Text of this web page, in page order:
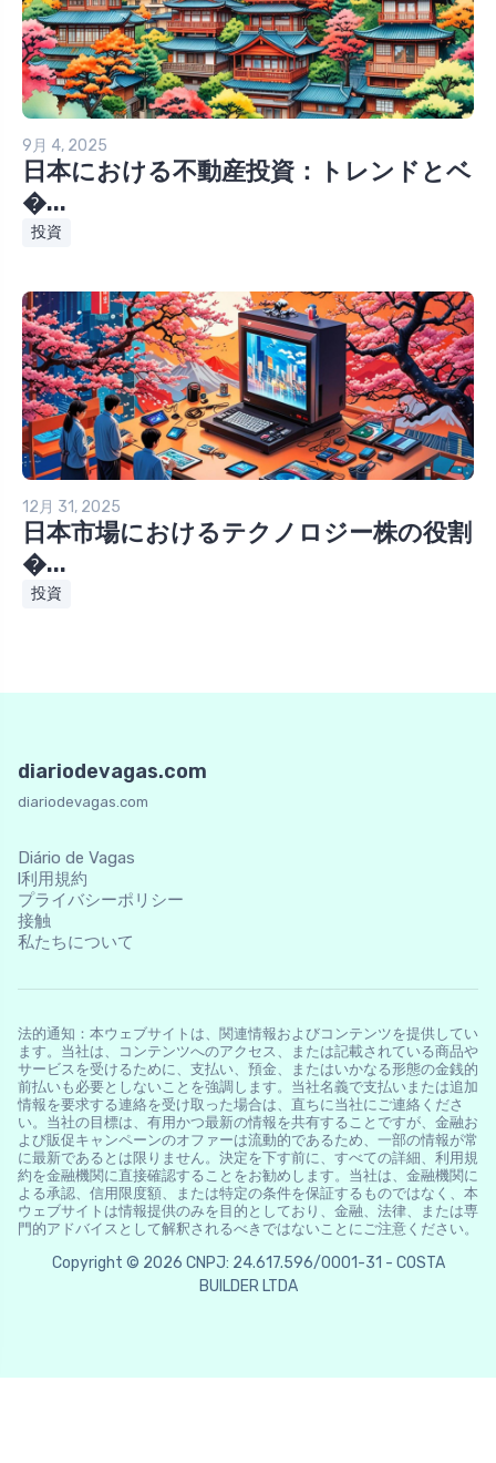
9月 4, 2025
日本における不動産投資：トレンドとベ
�...
投資
12月 31, 2025
日本市場におけるテクノロジー株の役割
�...
投資
diariodevagas.com
diariodevagas.com
Diário de Vagas
l利用規約
プライバシーポリシー
接触
私たちについて
法的通知：本ウェブサイトは、関連情報およびコンテンツを提供してい
ます。当社は、コンテンツへのアクセス、または記載されている商品や
サービスを受けるために、支払い、預金、またはいかなる形態の金銭的
前払いも必要としないことを強調します。当社名義で支払いまたは追加
情報を要求する連絡を受け取った場合は、直ちに当社にご連絡くださ
い。当社の目標は、有用かつ最新の情報を共有することですが、金融お
よび販促キャンペーンのオファーは流動的であるため、一部の情報が常
に最新であるとは限りません。決定を下す前に、すべての詳細、利用規
約を金融機関に直接確認することをお勧めします。当社は、金融機関に
よる承認、信用限度額、または特定の条件を保証するものではなく、本
ウェブサイトは情報提供のみを目的としており、金融、法律、または専
門的アドバイスとして解釈されるべきではないことにご注意ください。
Copyright © 2026 CNPJ: 24.617.596/0001-31 - COSTA
BUILDER LTDA